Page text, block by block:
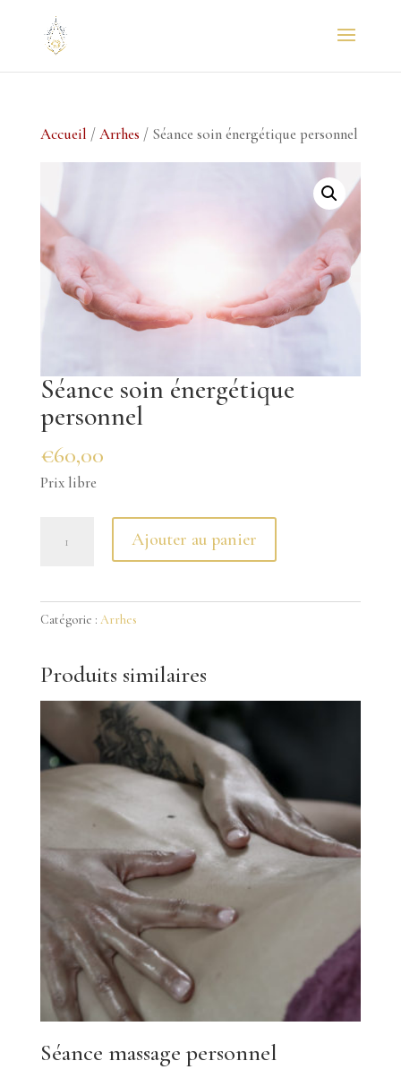
Accueil /Arrhes / Séance soin énergétique personnel
Séance soin énergétique
personnel
€60,00
Prix libre
soin
énergétique
Ajouter au panier
Catégorie : Arrhes
Produits similaires
Séance massage personnel